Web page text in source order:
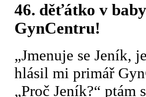
46. děťátko v
GynCentru!
„Jmenuje se Jeník,
hlásil mi primář
„Proč Jeník?“ ptám